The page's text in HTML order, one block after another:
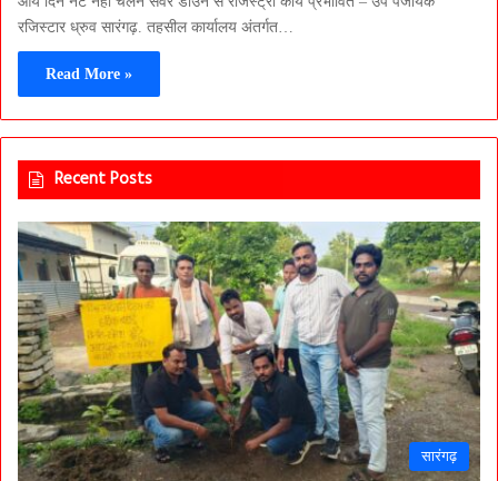
रजिस्टार ध्रुव सारंगढ़. तहसील कार्यालय अंतर्गत…
Read More »
Recent Posts
सारंगढ़